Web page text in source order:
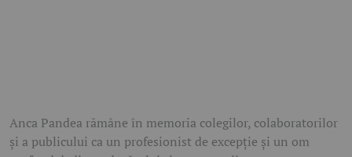
Anca Pandea rămâne în memoria colegilor, colaboratorilor
și a publicului ca un profesionist de excepție și un om